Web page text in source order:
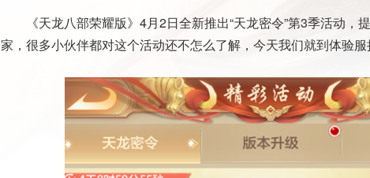
《天龙八部荣耀版》4月2日全新推出“天龙密令”第3季活动，
家，很多小伙伴都对这个活动还不怎么了解，今天我们就到体验服